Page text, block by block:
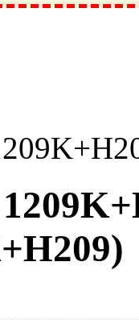
метизы, техника,
)